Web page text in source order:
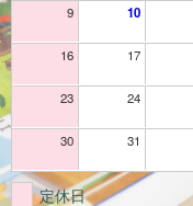
9 10
16 17
23 24
30 31
定休日